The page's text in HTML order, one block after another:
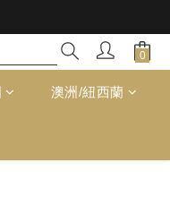
of business
of business
澳洲/紐西蘭